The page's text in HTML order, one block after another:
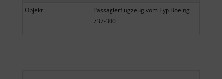
Objekt
Passagierflugzeug vom Typ Boeing
737-300